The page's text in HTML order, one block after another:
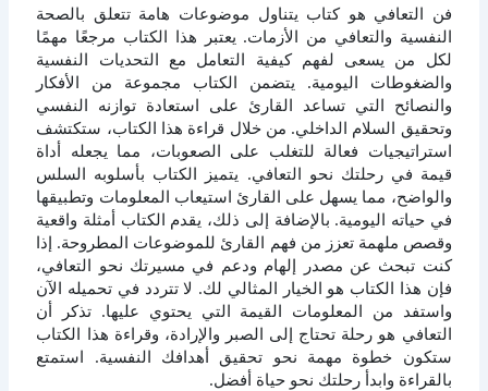
فن التعافي هو كتاب يتناول موضوعات هامة تتعلق بالصحة
النفسية والتعافي من الأزمات. يعتبر هذا الكتاب مرجعًا مهمًا
لكل من يسعى لفهم كيفية التعامل مع التحديات النفسية
والضغوطات اليومية. يتضمن الكتاب مجموعة من الأفكار
والنصائح التي تساعد القارئ على استعادة توازنه النفسي
وتحقيق السلام الداخلي. من خلال قراءة هذا الكتاب، ستكتشف
استراتيجيات فعالة للتغلب على الصعوبات، مما يجعله أداة
قيمة في رحلتك نحو التعافي. يتميز الكتاب بأسلوبه السلس
والواضح، مما يسهل على القارئ استيعاب المعلومات وتطبيقها
في حياته اليومية. بالإضافة إلى ذلك، يقدم الكتاب أمثلة واقعية
وقصص ملهمة تعزز من فهم القارئ للموضوعات المطروحة. إذا
كنت تبحث عن مصدر إلهام ودعم في مسيرتك نحو التعافي،
فإن هذا الكتاب هو الخيار المثالي لك. لا تتردد في تحميله الآن
واستفد من المعلومات القيمة التي يحتوي عليها. تذكر أن
التعافي هو رحلة تحتاج إلى الصبر والإرادة، وقراءة هذا الكتاب
ستكون خطوة مهمة نحو تحقيق أهدافك النفسية. استمتع
بالقراءة وابدأ رحلتك نحو حياة أفضل.